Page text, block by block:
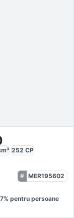
252 CP
MER195602
% pentru persoane